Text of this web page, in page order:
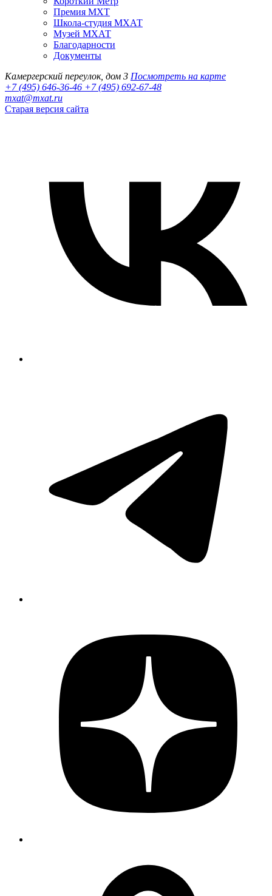
Премия МХТ
Школа-студия МХАТ
Музей МХАТ
Благодарности
Документы
Камергерский переулок, дом 3 Посмотреть на карте
+7 (495) 646-36-46 +7 (495) 692-67-48‬
mxat@mxat.ru
Старая версия сайта